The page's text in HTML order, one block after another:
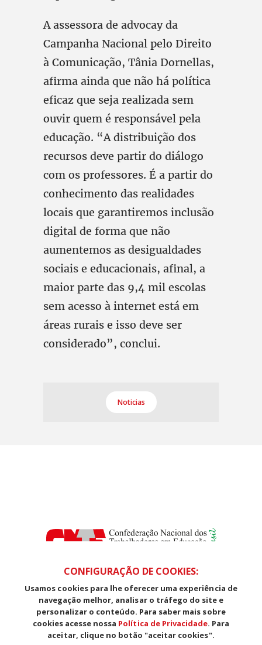
A assessora de advocay da
Campanha Nacional pelo Direito
à Comunicação, Tânia Dornellas,
afirma ainda que não há política
eficaz que seja realizada sem
ouvir quem é responsável pela
educação. “A distribuição dos
recursos deve partir do diálogo
com os professores. É a partir do
conhecimento das realidades
locais que garantiremos inclusão
digital de forma que não
aumentemos as desigualdades
sociais e educacionais, afinal, a
maior parte das 9,4 mil escolas
sem acesso à internet está em
áreas rurais e isso deve ser
considerado”, conclui.
Noticias
SDS, Edifício Venâncio III, Salas 101/106
CEP: 70393-902 - Brasília - DF
Telefone (61) 3225-1003 - E-mail cnte@cnte.org.br
CONFIGURAÇÃO DE COOKIES:
Usamos cookies para lhe oferecer uma experiência de
navegação melhor, analisar o tráfego do site e
personalizar o conteúdo. Para saber mais sobre
cookies acesse nossa Política de Privacidade. Para
aceitar, clique no botão "aceitar cookies".